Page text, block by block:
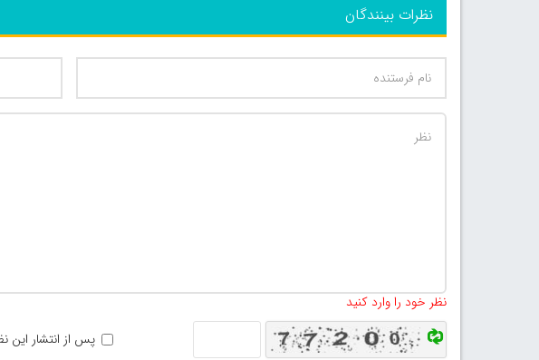
نظرات بینندگان
نظر خود را وارد کنید
پس از انتشار این